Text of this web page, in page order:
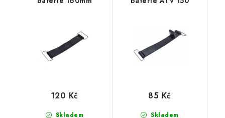
Skladem
120 Kč
Skladem
85 Kč